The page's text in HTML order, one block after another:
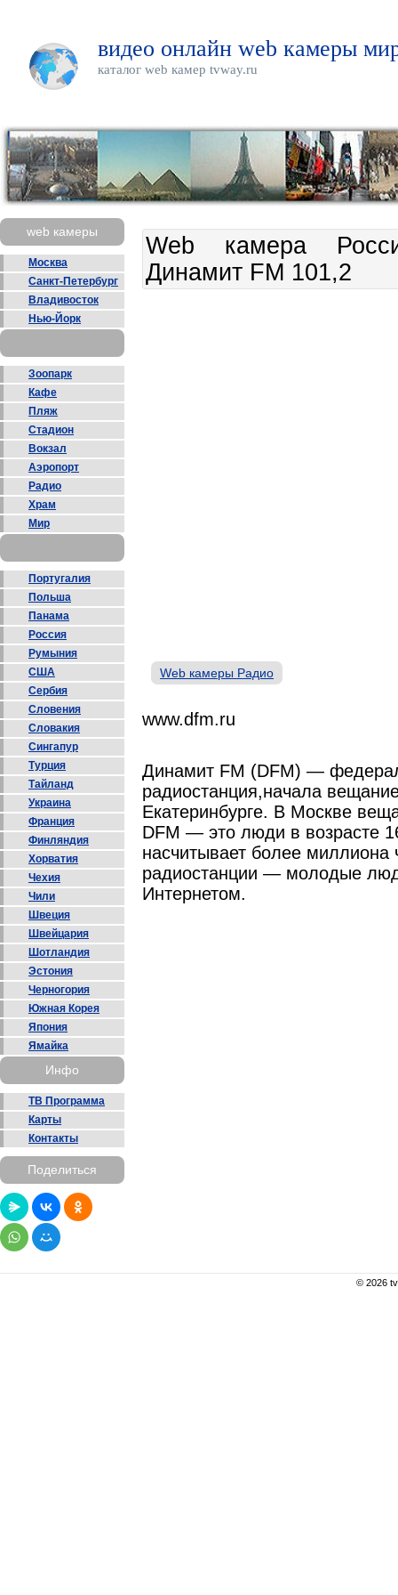
видео онлайн web камеры
каталог web камер tvway.ru
web камеры
Москва
Санкт-Петербург
Владивосток
Нью-Йорк
Зоопарк
Кафе
Пляж
Стадион
Вокзал
Аэропорт
Радио
Храм
Мир
Португалия
Польша
Панама
Россия
Румыния
США
Сербия
Словения
Словакия
Сингапур
Турция
Тайланд
Украина
Франция
Финляндия
Хорватия
Чехия
Чили
Швеция
Швейцария
Шотландия
Эстония
Черногория
Южная Корея
Япония
Ямайка
Инфо
ТВ Программа
Карты
Контакты
Поделиться
Web камера
Динамит FM 101,2
Web камеры Радио
www.dfm.ru
Динамит FM (DFM) —
радиостанция,начала
Екатеринбурге. В Москве
DFM — это люди в возрасте
насчитывает более миллиона
радиостанции — молодые
Интернетом.
© 2026